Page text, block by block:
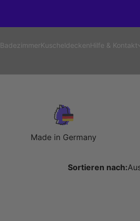
BadezimmerKuscheldeckenHilfe & Kontakt
Made in Germany
Sortieren nach: